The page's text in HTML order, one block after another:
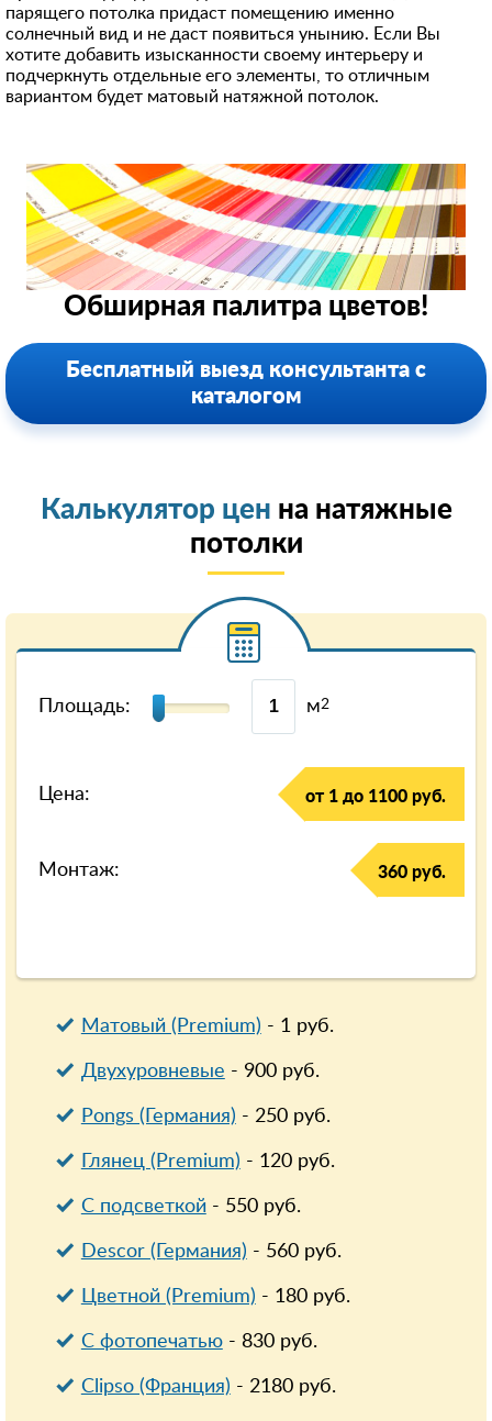
парящего потолка придаст помещению именно
солнечный вид и не даст появиться унынию. Если Вы
хотите добавить изысканности своему интерьеру и
подчеркнуть отдельные его элементы, то отличным
вариантом будет матовый натяжной потолок.
Обширная палитра цветов!
Бесплатный выезд консультанта с
каталогом
Калькулятор цен на натяжные
потолки
Площадь: м2
Цена: от 1 до 1100 руб.
Монтаж: 360 руб.
Матовый (Premium) - 1руб.
Двухуровневые - 900руб.
Pongs (Германия) - 250руб.
Глянец (Premium) - 120руб.
С подсветкой- 550руб.
Descor (Германия) - 560руб.
Цветной (Premium) - 180руб.
С фотопечатью- 830руб.
Clipso (Франция) - 2180руб.